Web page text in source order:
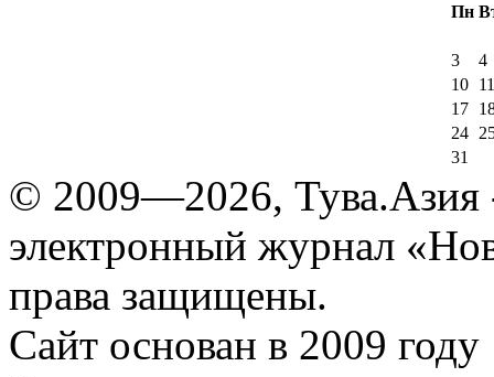
Пн
3
4
10
11
17
24
31
© 2009—2026, Тува.Азия
электронный журнал
права защищены.
Сайт основан в 2009 году